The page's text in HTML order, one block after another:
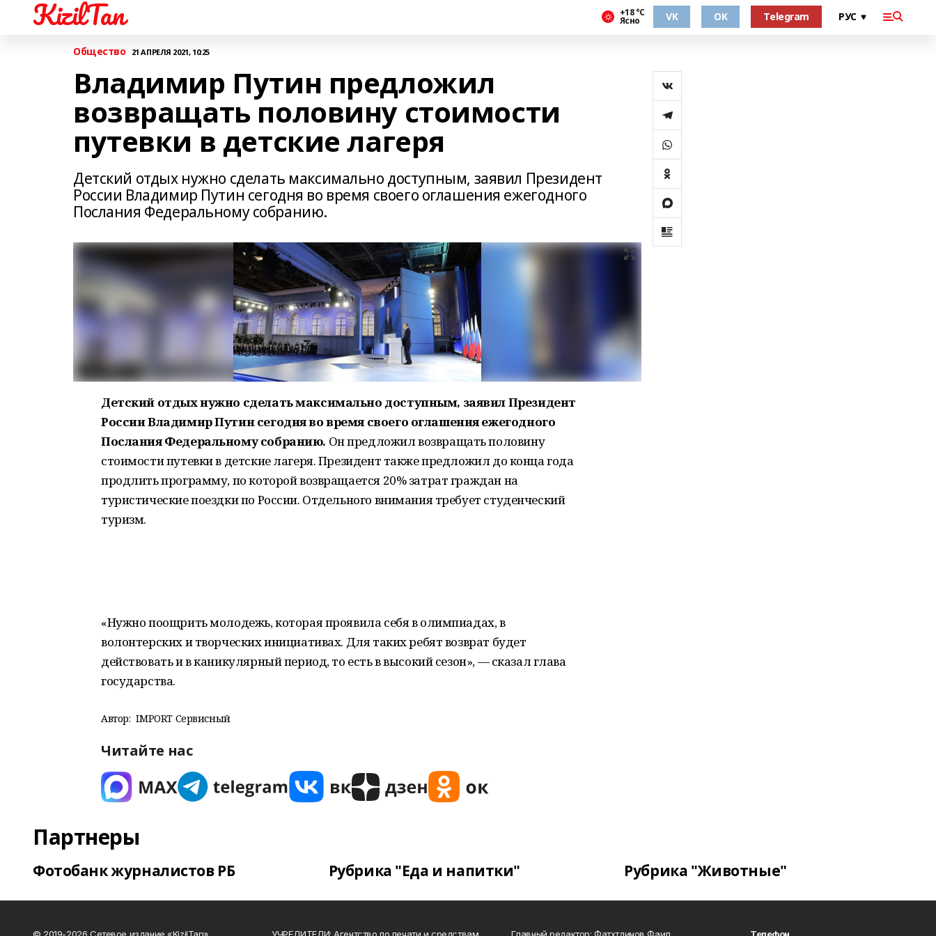
KizilTan +18 °С
Ясно VK OK Telegram
Общество 21 АПРЕЛЯ 2021, 10:25
Владимир Путин предложил
возвращать половину стоимости
путевки в детские лагеря
Детский отдых нужно сделать максимально доступным, заявил Президент
России Владимир Путин сегодня во время своего оглашения ежегодного
Послания Федеральному собранию.
Детский отдых нужно сделать максимально доступным, заявил Президент
России Владимир Путин сегодня во время своего оглашения ежегодного
Послания Федеральному собранию. Он предложил возвращать половину
стоимости путевки в детские лагеря. Президент также предложил до конца года
продлить программу, по которой возвращается 20% затрат граждан на
туристические поездки по России. Отдельного внимания требует студенческий
туризм.
«Нужно поощрить молодежь, которая проявила себя в олимпиадах, в
волонтерских и творческих инициативах. Для таких ребят возврат будет
действовать и в каникулярный период, то есть в высокий сезон», — сказал глава
государства.
Автор: IMPORT Сервисный
Читайте нас
Партнеры
Фотобанк журналистов РБ Рубрика "Еда и напитки" Рубрика "Животные"